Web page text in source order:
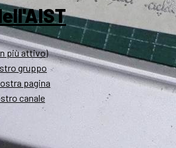
più attivo)
gruppo
pagina
canale